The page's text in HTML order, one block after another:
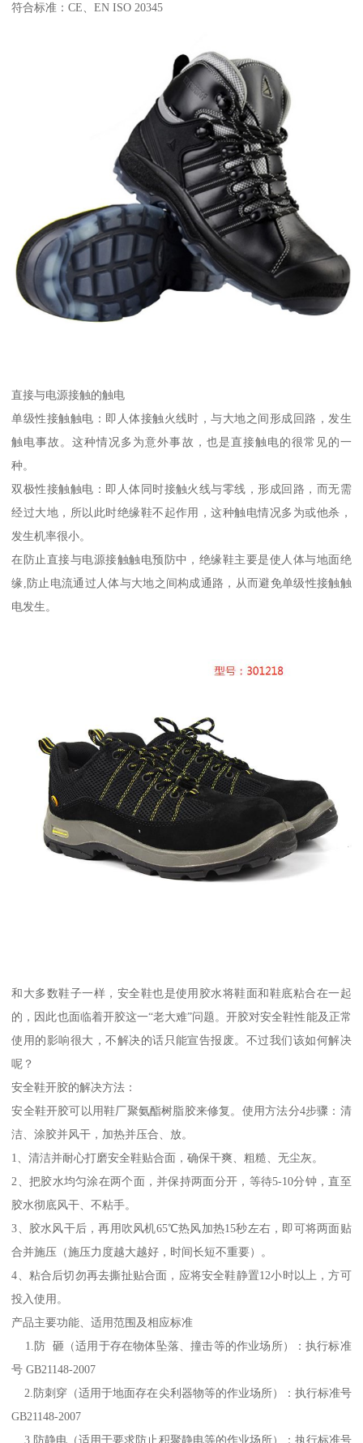
符合标准：CE、EN ISO 20345
直接与电源接触的触电
单级性接触触电：即人体接触火线时，与大地之间形成回路，发生
触电事故。这种情况多为意外事故，也是直接触电的很常见的一
种。
双极性接触触电：即人体同时接触火线与零线，形成回路，而无需
经过大地，所以此时绝缘鞋不起作用，这种触电情况多为或他杀，
发生机率很小。
在防止直接与电源接触触电预防中，绝缘鞋主要是使人体与地面绝
缘,防止电流通过人体与大地之间构成通路，从而避免单级性接触触
电发生。
和大多数鞋子一样，安全鞋也是使用胶水将鞋面和鞋底粘合在一起
的，因此也面临着开胶这一“老大难”问题。开胶对安全鞋性能及正常
使用的影响很大，不解决的话只能宣告报废。不过我们该如何解决
呢？
安全鞋开胶的解决方法：
安全鞋开胶可以用鞋厂聚氨酯树脂胶来修复。使用方法分4步骤：清
洁、涂胶并风干，加热并压合、放。
1、清洁并耐心打磨安全鞋贴合面，确保干爽、粗糙、无尘灰。
2、把胶水均匀涂在两个面，并保持两面分开，等待5-10分钟，直至
胶水彻底风干、不粘手。
3、胶水风干后，再用吹风机65℃热风加热15秒左右，即可将两面贴
合并施压（施压力度越大越好，时间长短不重要）。
4、粘合后切勿再去撕扯贴合面，应将安全鞋静置12小时以上，方可
投入使用。
产品主要功能、适用范围及相应标准
1.防 砸（适用于存在物体坠落、撞击等的作业场所）：执行标准
号 GB21148-2007
2.防刺穿（适用于地面存在尖利器物等的作业场所）：执行标准号
GB21148-2007
3.防静电（适用于要求防止积聚静电等的作业场所）：执行标准号